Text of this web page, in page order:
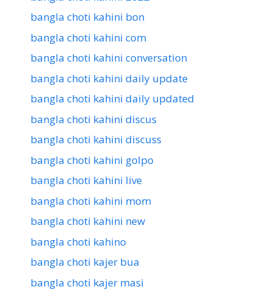
bangla choti kahini bon
bangla choti kahini com
bangla choti kahini conversation
bangla choti kahini daily update
bangla choti kahini daily updated
bangla choti kahini discus
bangla choti kahini discuss
bangla choti kahini golpo
bangla choti kahini live
bangla choti kahini mom
bangla choti kahini new
bangla choti kahino
bangla choti kajer bua
bangla choti kajer masi